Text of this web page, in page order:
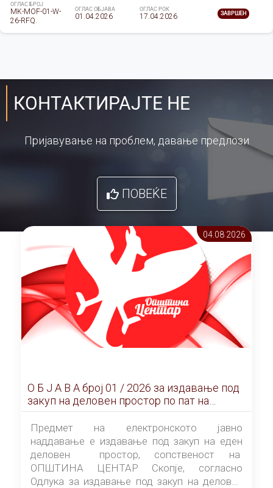
ОГЛАС БРОЈ
MK-MOF-01-W-
26-RFQ.
ОГЛАС ОБЈАВА
01.04.2026
ОГЛАС РОК
17.04.2026 ЗАВРШЕН
КОНТАКТИРАЈТЕ НЕ
Пријавување на проблем, давање предлози
ПОВЕЌЕ
04.08 2026
О Б Ј А В А брoj 01 / 2026 за издавање под
закуп на деловен простор по пат на
ЕЛЕКТРОНСКО ЈАВНО НАДДАВАЊЕ
Предмет на електронското јавно
наддавање е издавање под закуп на еден
деловен простор, сопственост на
ОПШТИНА ЦЕНТАР Скопје, согласно
Одлука за издавање под закуп на деловен